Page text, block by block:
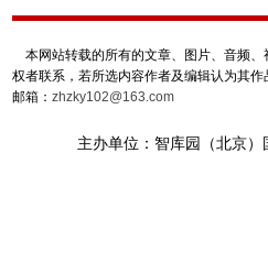
本网站转载的所有的文章、图片、音频、
权者联系，若所选内容作者及编辑认为其
邮箱： zhzky102@163.com
主办单位：智库园（北京